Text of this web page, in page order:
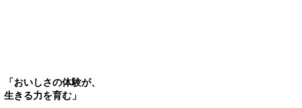
「おいしさの体験が、
生きる力を育む」